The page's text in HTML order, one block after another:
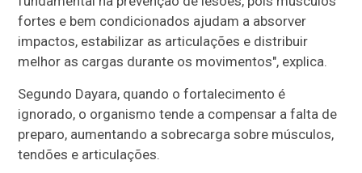
fortes e bem condicionados ajudam a absorver
impactos, estabilizar as articulações e distribuir
melhor as cargas durante os movimentos", explica.
Segundo Dayara, quando o fortalecimento é
ignorado, o organismo tende a compensar a falta de
preparo, aumentando a sobrecarga sobre músculos,
tendões e articulações.